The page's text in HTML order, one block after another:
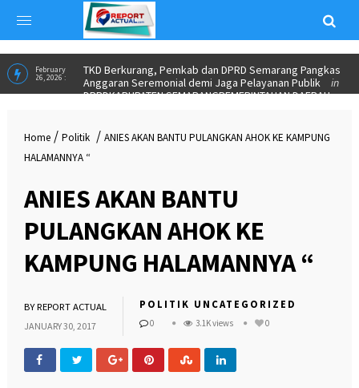
February
26, 2026 :
TKD Berkurang, Pemkab dan DPRD Semarang Pangkas
Anggaran Seremonial demi Jaga Pelayanan Publik
in
DPRDKABUPATEN SEMARANGPEMERINTAHAN DAERAH
Home / Politik / ANIES AKAN BANTU PULANGKAN AHOK KE KAMPUNG
HALAMANNYA “
ANIES AKAN BANTU
PULANGKAN AHOK KE
KAMPUNG HALAMANNYA “
BYREPORT ACTUAL
JANUARY 30, 2017
POLITIK UNCATEGORIZED
0 3.1K views 0